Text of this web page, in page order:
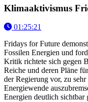
Klimaaktivismus
01:25:21
Fridays for Future
Fossilen Energien und
Kritik richtete sich gegen
Reiche und deren Pläne
der Regierung vor, zu
Energiewende
Energien deutlich sichtbar